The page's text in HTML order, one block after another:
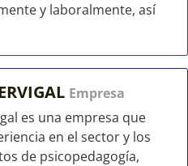
y laboralmente, así
Empresa
es una empresa que
en el sector y los
de psicopedagogía,